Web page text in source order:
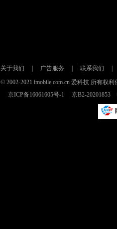
关于我们 | 广告服务 | 联系我们
|
© 2002-2021 imobile.com.cn 爱科技 所有权
京ICP备16061605号-1
京B2-20201853